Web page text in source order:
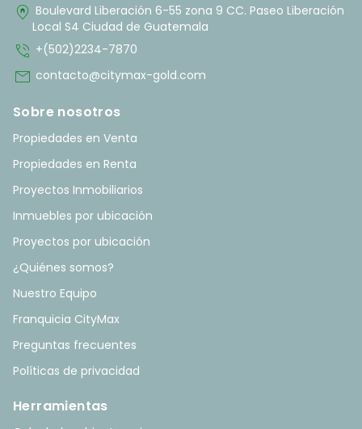
home_pin Boulevard Liberación 6-55 zona 9 CC. Paseo Liberación
Local S4 Ciudad de Guatemala
phone_in_talk +(502)2234-7870
mail contacto@citymax-gold.com
Sobre nosotros
Propiedades en Venta
Propiedades en Renta
Proyectos Inmobiliarios
Inmuebles por ubicación
Proyectos por ubicación
¿Quiénes somos?
Nuestro Equipo
Franquicia CityMax
Preguntas frecuentes
Políticas de privacidad
Herramientas